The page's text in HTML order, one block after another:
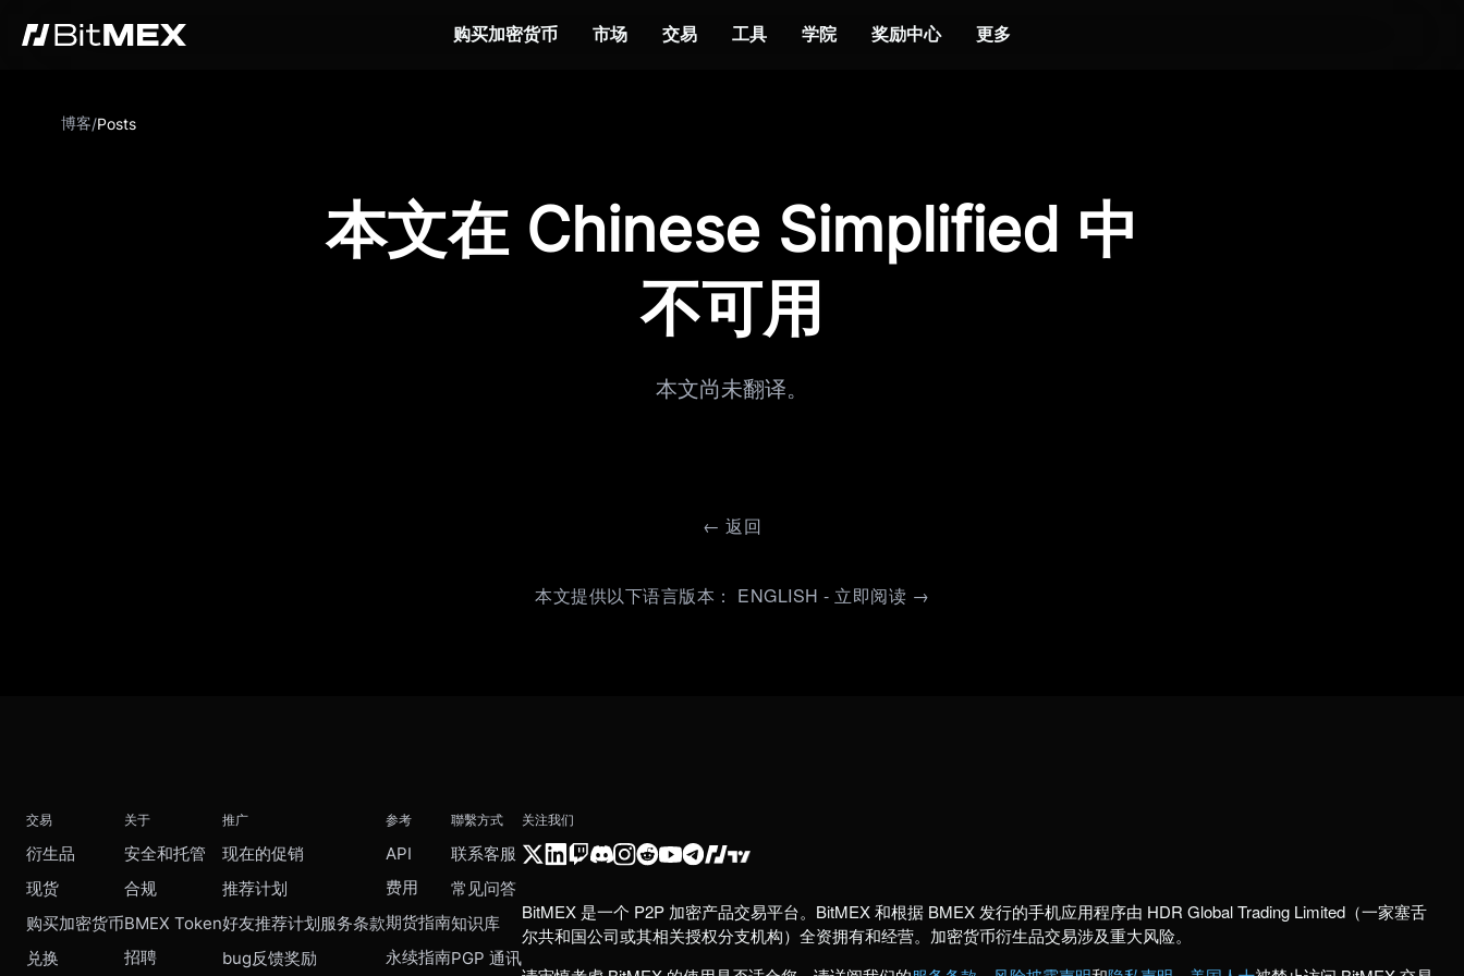
购买加密货币 市场 交易 工具 学院 奖励中心 更多
博客/Posts
本文在 Chinese Simplified 中
不可用
本文尚未翻译。
← 返回
本文提供以下语言版本： ENGLISH - 立即阅读 →
交易
衍生品
现货
购买加密货币
兑换
关于
安全和托管
合规
BMEX Token
招聘
推广
现在的促销
推荐计划
好友推荐计划服务条款
bug反馈奖励
参考
API
费用
期货指南
永续指南
聯繫方式
联系客服
常见问答
知识库
PGP 通讯
关注我们
BitMEX 是一个 P2P 加密产品交易平台。BitMEX 和根据 BMEX 发行的手机应用程序由 HDR Global Trading Limited（一家塞舌
尔共和国公司或其相关授权分支机构）全资拥有和经营。加密货币衍生品交易涉及重大风险。